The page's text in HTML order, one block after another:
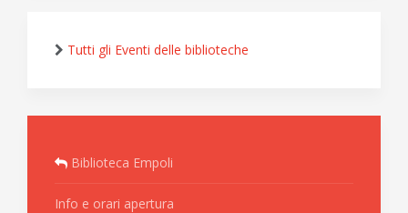
Tutti gli Eventi delle biblioteche
Biblioteca Empoli
Info e orari apertura